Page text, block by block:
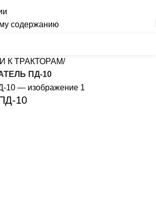
содержанию
К ТРАКТОРАМ
ПД-10
10